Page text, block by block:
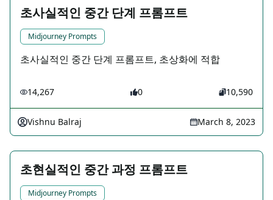
초사실적인 중간 단계 프롬프트
Midjourney Prompts
초사실적인 중간 단계 프롬프트, 초상화에 적합
14,267 0 10,590
Vishnu Balraj March 8, 2023
초현실적인 중간 과정 프롬프트
Midjourney Prompts